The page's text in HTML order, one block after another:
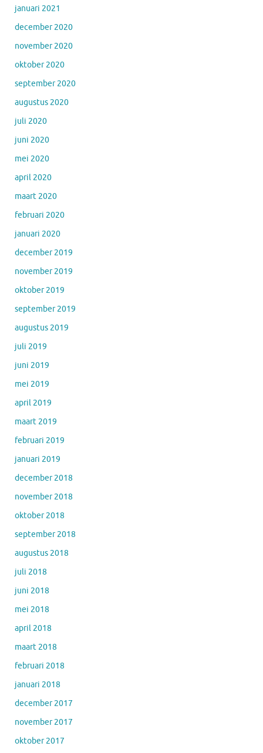
januari 2021
december 2020
november 2020
oktober 2020
september 2020
augustus 2020
juli 2020
juni 2020
mei 2020
april 2020
maart 2020
februari 2020
januari 2020
december 2019
november 2019
oktober 2019
september 2019
augustus 2019
juli 2019
juni 2019
mei 2019
april 2019
maart 2019
februari 2019
januari 2019
december 2018
november 2018
oktober 2018
september 2018
augustus 2018
juli 2018
juni 2018
mei 2018
april 2018
maart 2018
februari 2018
januari 2018
december 2017
november 2017
oktober 2017